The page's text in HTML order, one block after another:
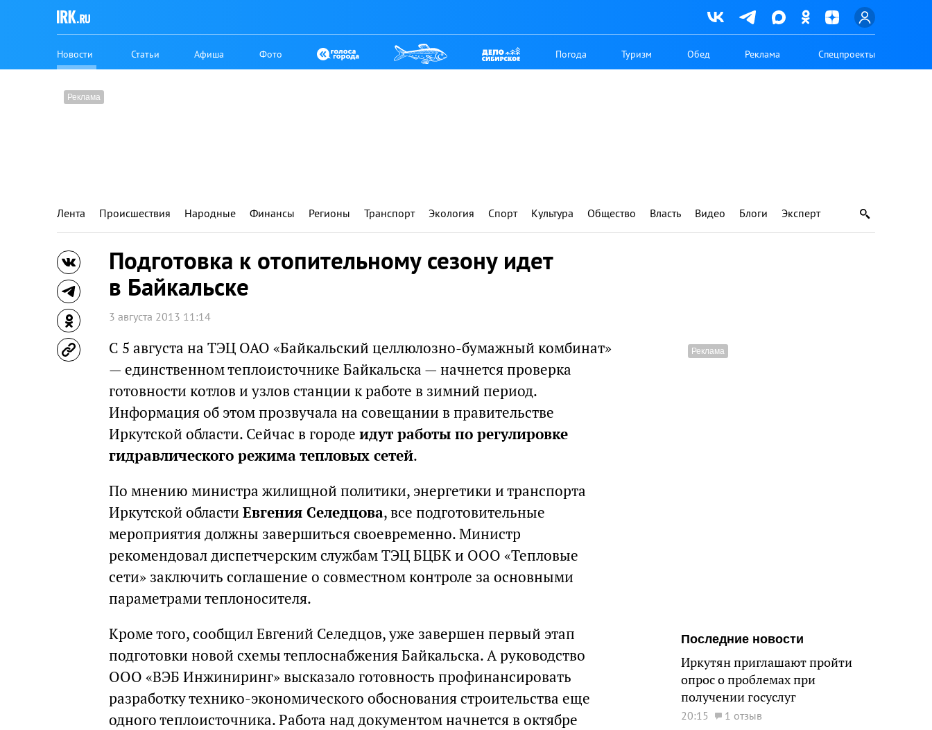
Новости Статьи Афиша Фото Погода Туризм Обед Реклама Спецпроекты
Лента Происшествия Народные Финансы Регионы Транспорт Экология Спорт Культура Общество Власть Видео Блоги Эксперт
Подготовка к отопительному сезону идет
в Байкальске
3 августа 2013 11:14
С 5 августа на ТЭЦ ОАО «Байкальский целлюлозно-бумажный комбинат»
— единственном теплоисточнике Байкальска — начнется проверка
готовности котлов и узлов станции к работе в зимний период.
Информация об этом прозвучала на совещании в правительстве
Иркутской области. Сейчас в городе идут работы по регулировке
гидравлического режима тепловых сетей.
По мнению министра жилищной политики, энергетики и транспорта
Иркутской области Евгения Селедцова, все подготовительные
мероприятия должны завершиться своевременно. Министр
рекомендовал диспетчерским службам ТЭЦ БЦБК и ООО «Тепловые
сети» заключить соглашение о совместном контроле за основными
параметрами теплоносителя.
Кроме того, сообщил Евгений Селедцов, уже завершен первый этап
подготовки новой схемы теплоснабжения Байкальска. А руководство
ООО «ВЭБ Инжиниринг» высказало готовность профинансировать
разработку технико-экономического обоснования строительства еще
одного теплоисточника. Работа над документом начнется в октябре
Последние новости
Иркутян приглашают пройти
опрос о проблемах при
получении госуслуг
20:15 1 отзыв